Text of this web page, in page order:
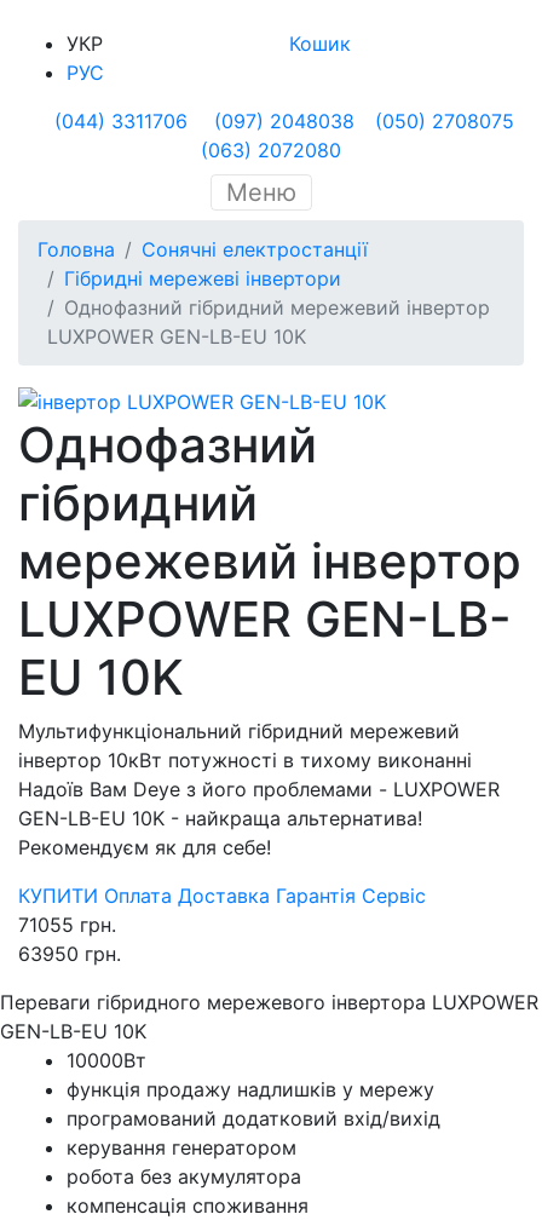
УКР
РУС
Кошик
(044) 3311706 (097) 2048038
(050) 2708075
(063) 2072080
Меню
Головна
Сонячні електростанції
Гібридні мережеві інвертори
Однофазний гібридний мережевий інвертор
LUXPOWER GEN-LB-EU 10K
Однофазний
гібридний
мережевий інвертор
LUXPOWER GEN-LB-
EU 10K
Мультифункціональний гібридний мережевий
інвертор 10кВт потужності в тихому виконанні
Надоїв Вам Deye з його проблемами - LUXPOWER
GEN-LB-EU 10K - найкраща альтернатива!
Рекомендуєм як для себе!
КУПИТИ Оплата Доставка Гарантія Сервіс
71055 грн.
63950 грн.
Переваги гібридного мережевого інвертора LUXPOWER
GEN-LB-EU 10K
10000Вт
функція продажу надлишків у мережу
програмований додатковий вхід/вихід
керування генератором
робота без акумулятора
компенсація споживання